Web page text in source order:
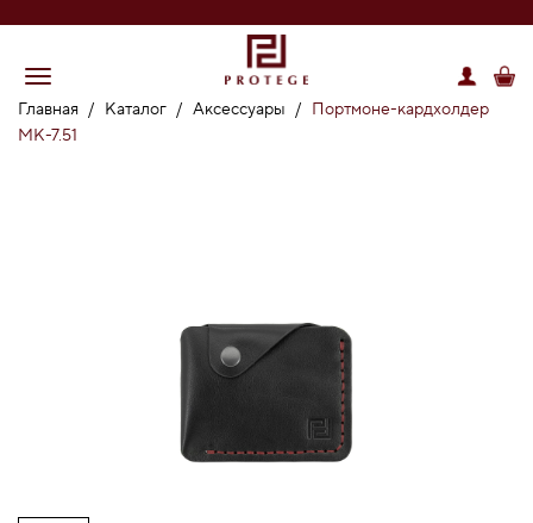
Главная / Каталог / Аксессуары / Портмоне-кардхолдер
MK-7.51